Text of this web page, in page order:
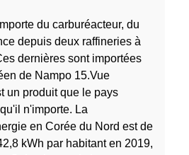
du carburéacteur, du
depuis deux raffineries à
dernières sont importées
de Nampo 15.Vue
un produit que le pays
n'importe. La
en Corée du Nord est de
kWh par habitant en 2019,